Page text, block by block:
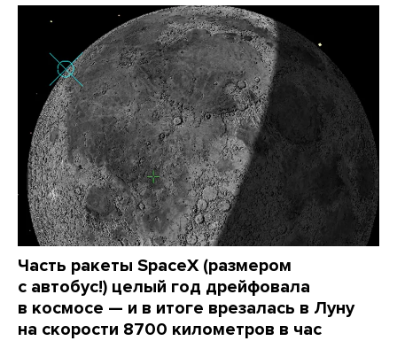
Часть ракеты SpaceX (размером
с автобус!) целый год дрейфовала
в космосе — и в итоге врезалась в Луну
на скорости 8700 километров в час